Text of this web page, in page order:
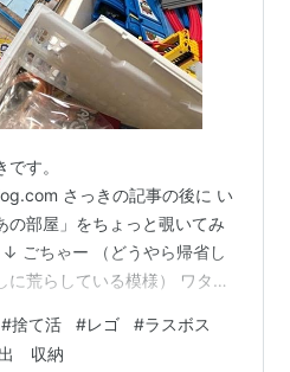
す。
さっきの記事の後に い
の部屋」をちょっと覗いてみ
ごちゃー （どうやら帰省し
に荒らしている模様） ワタク
きい袋で持ち帰る作品やプリ
勉強のプリントなどは処分。
#捨て活 #レゴ #ラスボス
収納